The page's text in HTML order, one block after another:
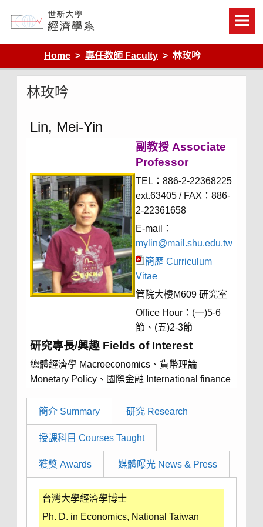
content
Department of Economics, Shih Hsin University
Home
專任教師 Faculty 林玫吟
林玫吟
Lin, Mei-Yin
副教授 Associate
Professor
TEL：886-2-22368225
ext.63405 / FAX：886-
2-22361658
E-mail：
mylin@mail.shu.edu.tw
簡歷 Curriculum
Vitae
管院大樓M609 研究室
Office Hour：(一)5-6
節、(五)2-3節
研究專長/興趣 Fields of Interest
總體經濟學 Macroeconomics、貨幣理論
Monetary Policy、國際金融 International finance
簡介 Summary 研究 Research
授課科目 Courses Taught
獲獎 Awards 媒體曝光 News & Press
台灣大學經濟學博士
Ph. D. in Economics, National Taiwan